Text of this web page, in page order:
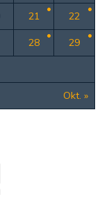
Okt. »
21 22
28 29